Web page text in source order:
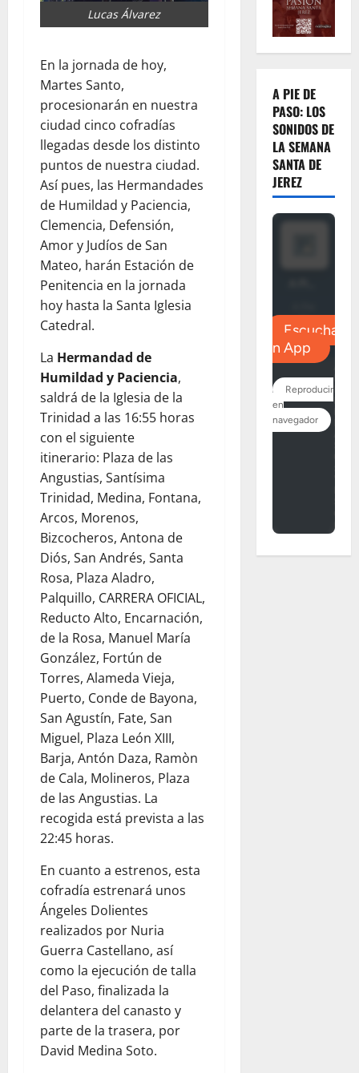
Lucas Álvarez
En la jornada de hoy,
Martes Santo,
procesionarán en nuestra
ciudad cinco cofradías
llegadas desde los distinto
puntos de nuestra ciudad.
Así pues, las Hermandades
de Humildad y Paciencia,
Clemencia, Defensión,
Amor y Judíos de San
Mateo, harán Estación de
Penitencia en la jornada
hoy hasta la Santa Iglesia
Catedral.
La Hermandad de
Humildad y Paciencia,
saldrá de la Iglesia de la
Trinidad a las 16:55 horas
con el siguiente
itinerario: Plaza de las
Angustias, Santísima
Trinidad, Medina, Fontana,
Arcos, Morenos,
Bizcocheros, Antona de
Diós, San Andrés, Santa
Rosa, Plaza Aladro,
Palquillo, CARRERA OFICIAL,
Reducto Alto, Encarnación,
de la Rosa, Manuel María
González, Fortún de
Torres, Alameda Vieja,
Puerto, Conde de Bayona,
San Agustín, Fate, San
Miguel, Plaza León XIII,
Barja, Antón Daza, Ramòn
de Cala, Molineros, Plaza
de las Angustias. La
recogida está prevista a las
22:45 horas.
En cuanto a estrenos, esta
cofradía estrenará unos
Ángeles Dolientes
realizados por Nuria
Guerra Castellano, así
como la ejecución de talla
del Paso, finalizada la
delantera del canasto y
parte de la trasera, por
David Medina Soto.
A PIE DE
PASO: LOS
SONIDOS DE
LA SEMANA
SANTA DE
JEREZ